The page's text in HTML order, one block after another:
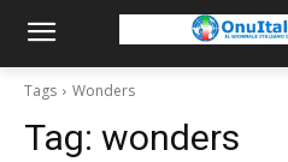
Tags Wonders
Tag: wonders